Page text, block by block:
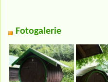
Fotogalerie